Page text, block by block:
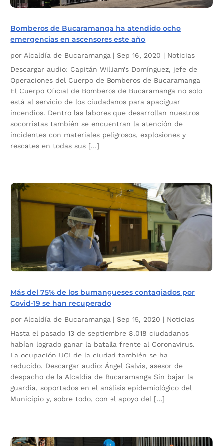
Bomberos de Bucaramanga ha atendido ocho
emergencias en ascensores este año
por Alcaldía de Bucaramanga | Sep 16, 2020 | Noticias
Descargar audio: Capitán William’s Domínguez, jefe de
Operaciones del Cuerpo de Bomberos de Bucaramanga
El Cuerpo Oficial de Bomberos de Bucaramanga no solo
está al servicio de los ciudadanos para apaciguar
incendios. Dentro las labores que desarrollan nuestros
socorristas también se encuentran la atención de
incidentes con materiales peligrosos, explosiones y
rescates en todas sus […]
Más del 75% de los bumangueses contagiados por
Covid-19 se han recuperado
porAlcaldía de Bucaramanga | Sep 15, 2020 | Noticias
Hasta el pasado 13 de septiembre 8.018 ciudadanos
habían logrado ganar la batalla frente al Coronavirus.
La ocupación UCI de la ciudad también se ha
reducido. Descargar audio: Ángel Galvis, asesor de
despacho de la Alcaldía de Bucaramanga Sin bajar la
guardia, soportados en el análisis epidemiológico del
Municipio y, sobre todo, con el apoyo del […]